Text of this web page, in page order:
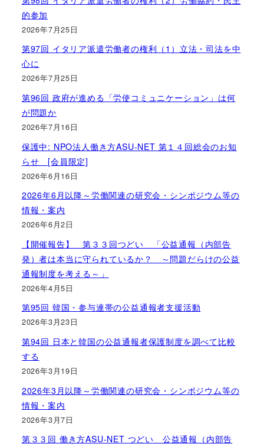
的参加
2026年7月25日
第97回 イタリア派遣労働者の権利（1）立法・司法を中
心に
2026年7月25日
第96回 政府が進める「労使コミュニケーション」は何
が問題か
2026年7月16日
保護中: NPO法人働き方ASU-NET 第１４回総会のお知
らせ [会員限定]
2026年6月16日
2026年6月以降～労働関連の研究会・シンポジウム等の
情報・案内
2026年6月2日
【開催報告】 第３３回つどい 「公益通報（内部告
発）者は本当に守られているか？ ～問題だらけの公益
通報制度を考える～」
2026年4月5日
第95回 韓国・参与連帯の公益通報者支援活動
2026年3月23日
第94回 日本と韓国の公益通報者保護制度を調べて比較
する
2026年3月19日
2026年3月以降～労働関連の研究会・シンポジウム等の
情報・案内
2026年3月7日
第３３回 働き方ASU-NET つどい 公益通報（内部告